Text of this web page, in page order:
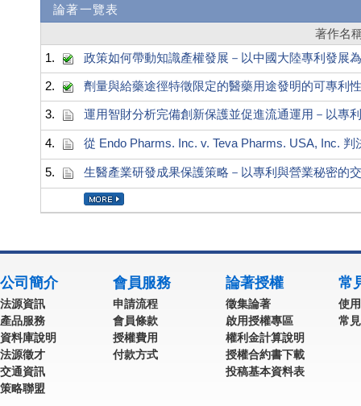
論著一覽表
著作名
1.
政策如何帶動知識產權發展－以中國大陸專利發展
2. 劑量與給藥途徑特徵限定的醫藥用途發明的可專利
3. 運用智財分析完備創新保護並促進流通運用－以專
4. 從 Endo Pharms. Inc. v. Teva Pharms. USA, Inc.
5. 生醫產業研發成果保護策略－以專利與營業秘密的
公司簡介
法源資訊
產品服務
資料庫說明
法源徵才
交通資訊
策略聯盟
會員服務
申請流程
會員條款
授權費用
付款方式
論著授權
徵集論著
啟用授權專區
權利金計算說明
授權合約書下載
投稿基本資料表
常
使
常